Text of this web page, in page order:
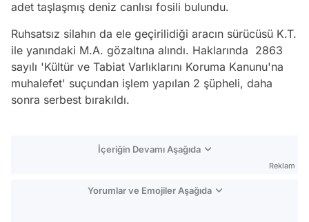
adet taşlaşmış deniz canlısı fosili bulundu.
Ruhsatsız silahın da ele geçirilidiği aracın sürücüsü K.T.
ile yanındaki M.A. gözaltına alındı. Haklarında 2863
sayılı 'Kültür ve Tabiat Varlıklarını Koruma Kanunu'na
muhalefet' suçundan işlem yapılan 2 şüpheli, daha
sonra serbest bırakıldı.
İçeriğin Devamı Aşağıda
Reklam
Yorumlar ve Emojiler Aşağıda